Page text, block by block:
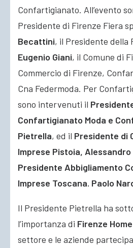
Confartigianato. All’evento
Presidente di Firenze Fiera
Becattini, il Presidente della
Eugenio Giani, il Comune di
Commercio di Firenze,
Cna Federmoda. Per
sono intervenuti il
Confartigianato Moda e
Pietrella, ed il Presidente di
Imprese Pistoia,
Presidente Abbigliamento
Imprese Toscana. Paolo
Il Presidente Pietrella ha
l’importanza di Firenze
settore e le aziende